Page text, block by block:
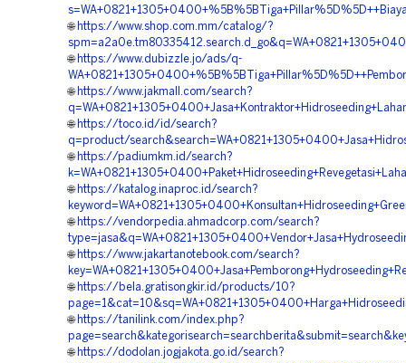
🌐 https://www.shop.com.mm/catalog/?
🌐 https://www.dubizzle.jo/ads/q-
🌐 https://www.jakmall.com/search?
🌐 https://toco.id/id/search?
q=product/
🌐 https://padiumkm.id/search?
🌐 https://katalog.inaproc.id/search?
🌐 https://vendorpedia.ahmadcorp.com/search?
🌐 https://www.jakartanotebook.com/search?
🌐 https://bela.gratisongkir.id/products/10?
🌐 https://tanilink.com/index.php?
🌐 https://dodolan.jogjakota.go.id/search?